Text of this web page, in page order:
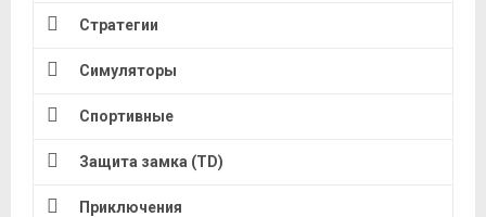
Стратегии
Симуляторы
Спортивные
Защита замка (TD)
Приключения